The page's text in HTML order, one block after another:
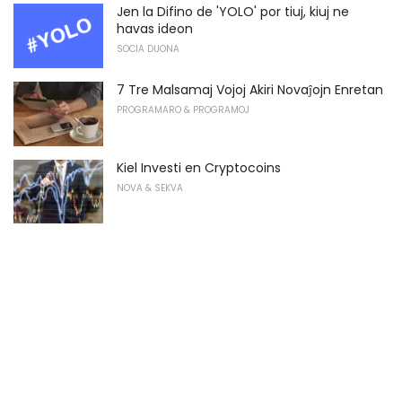
Jen la Difino de 'YOLO' por tiuj, kiuj ne
havas ideon
SOCIA DUONA
7 Tre Malsamaj Vojoj Akiri Novaĵojn Enretan
PROGRAMARO & PROGRAMOJ
Kiel Investi en Cryptocoins
NOVA & SEKVA